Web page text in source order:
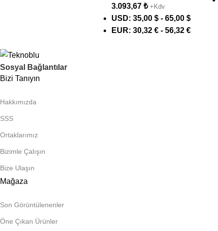
3.093,67 ₺ +Kdv
USD: 35,00 $ - 65,00 $
EUR: 30,32 € - 56,32 €
Sosyal Bağlantılar
Bizi Tanıyın
Hakkımızda
SSS
Ortaklarımız
Bizimle Çalışın
Bize Ulaşın
Mağaza
Son Görüntülenenler
Öne Çıkan Ürünler